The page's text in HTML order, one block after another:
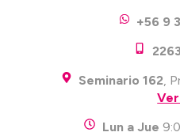
+56 9
Seminario 162,
Lun a Jue